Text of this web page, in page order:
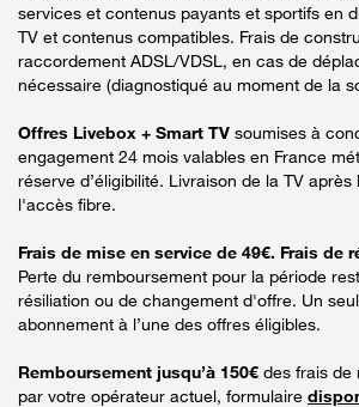
services et contenus payants et sportifs en
TV et contenus compatibles. Frais de
raccordement ADSL/VDSL, en cas de
nécessaire (diagnostiqué au moment de la
Offres Livebox + Smart TV soumises à
engagement 24 mois valables en France
réserve d’éligibilité. Livraison de la TV
l'accès fibre.
Frais de mise en service de 49€. Frais de
Perte du remboursement pour la période
résiliation ou de changement d'offre. Un
abonnement à l’une des offres éligibles.
Remboursement jusqu’à 150€ des frais de
par votre opérateur actuel, formulaire